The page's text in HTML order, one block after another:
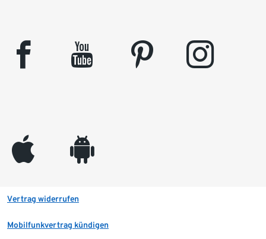
facebook youtube pinterest instagram
appleinc android
Vertrag widerrufen
Mobilfunkvertrag kündigen